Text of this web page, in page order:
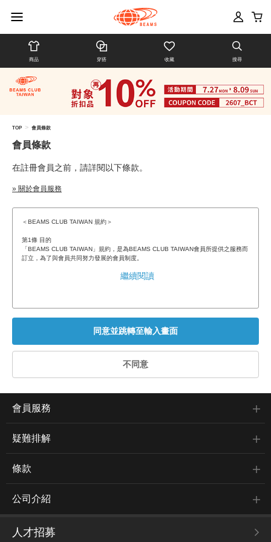
商品 穿搭 收藏 搜尋
TOP > 會員條款
會員條款
在註冊會員之前，請詳閱以下條款。
» 關於會員服務
＜BEAMS CLUB TAIWAN 規約＞
第1條 目的
「BEAMS CLUB TAIWAN」規約，是為BEAMS CLUB TAIWAN會員所提供之服務而
繼續閱讀
會員服務
疑難排解
條款
公司介紹
人才招募